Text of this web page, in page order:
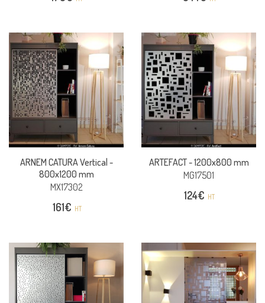
ARNEM CATURA Vertical -
800x1200 mm
MX17302
161€ HT
ARTEFACT -1200x800 mm
MG17501
124€ HT